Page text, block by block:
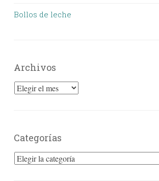
Bollos de leche
Archivos
Archivos
Categorías
Categorías